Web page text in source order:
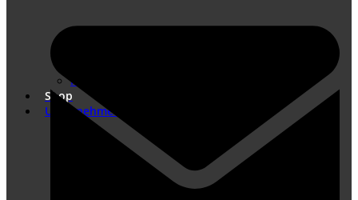
Marketing Übersetzungen
Shop
Unternehmen